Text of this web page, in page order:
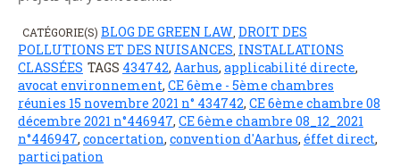
CATÉGORIE(S) BLOG DE GREEN LAW DROIT DES
POLLUTIONS ET DES NUISANCES INSTALLATIONS
CLASSÉES TAGS 434742, Aarhus, applicabilité directe,
avocat environnement, CE 6ème - 5ème chambres
réunies 15 novembre 2021 n° 434742, CE 6ème chambre 08
décembre 2021 n°446947, CE 6ème chambre 08_12_2021
n°446947, concertation, convention d'Aarhus, éffet direct,
participation